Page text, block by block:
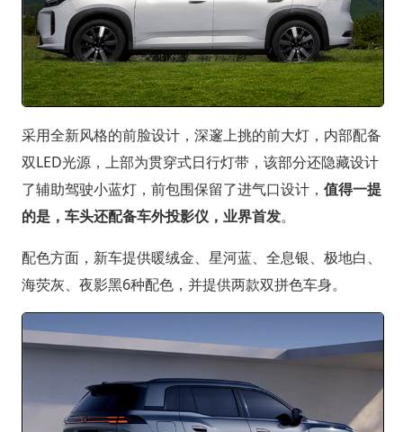
采用全新风格的前脸设计，深邃上挑的前大灯，内部配备
双LED光源，上部为贯穿式日行灯带，该部分还隐藏设计
了辅助驾驶小蓝灯，前包围保留了进气口设计， 值得一提
的是，车头还配备车外投影仪，业界首发。
配色方面，新车提供暖绒金、星河蓝、全息银、极地白、
海荧灰、夜影黑6种配色，并提供两款双拼色车身。